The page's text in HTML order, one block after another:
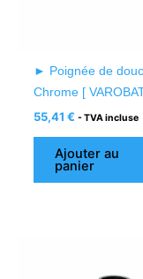
► Poignée de
Chrome [
55,41 € - TVA incluse
Ajouter au
panier